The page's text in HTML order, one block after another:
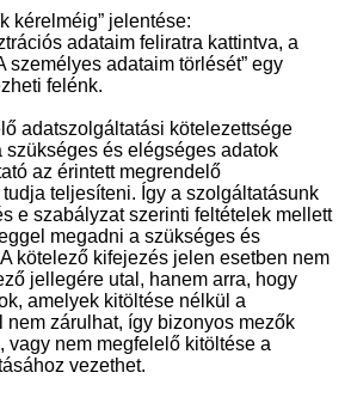
kérelméig” jelentése:
adataim feliratra kattintva, a
személyes adataim törlését” egy
felénk.
adatszolgáltatási kötelezettsége
szükséges és elégséges adatok
az érintett megrendelő
teljesíteni. Így a szolgáltatásunk
e szabályzat szerinti feltételek mellett
megadni a szükséges és
kötelező kifejezés jelen esetben nem
jellegére utal, hanem arra, hogy
amelyek kitöltése nélkül a
nem zárulhat, így bizonyos mezők
vagy nem megfelelő kitöltése a
vezethet.